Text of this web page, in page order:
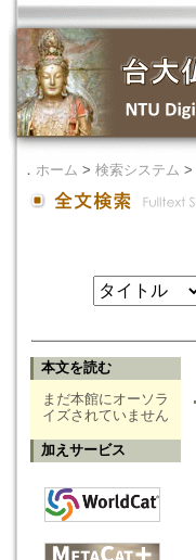
． ホーム > 検索システム >
本文を読む
まだ本館にオーソラ
イズされていません
加えサービス